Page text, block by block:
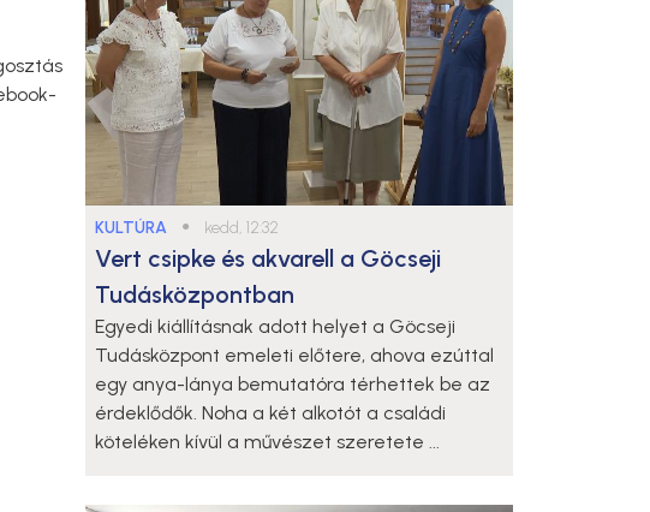
KULTÚRA ● kedd, 12:32
Vert csipke és akvarell a Göcseji
Tudásközpontban
Egyedi kiállításnak adott helyet a Göcseji
Tudásközpont emeleti előtere, ahova ezúttal
egy anya-lánya bemutatóra térhettek be az
érdeklődők. Noha a két alkotót a családi
köteléken kívül a művészet szeretete ...